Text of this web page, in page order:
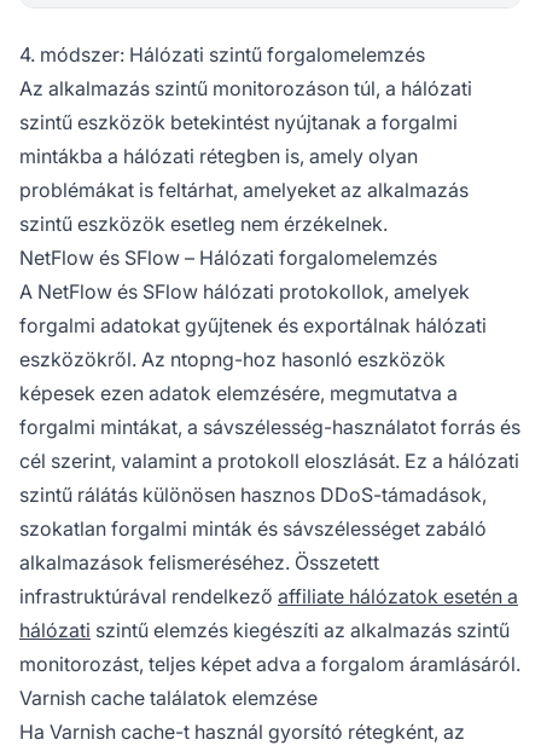
4. módszer: Hálózati szintű forgalomelemzés
Az alkalmazás szintű monitorozáson túl, a hálózati
szintű eszközök betekintést nyújtanak a forgalmi
mintákba a hálózati rétegben is, amely olyan
problémákat is feltárhat, amelyeket az alkalmazás
szintű eszközök esetleg nem érzékelnek.
NetFlow és SFlow – Hálózati forgalomelemzés
A NetFlow és SFlow hálózati protokollok, amelyek
forgalmi adatokat gyűjtenek és exportálnak hálózati
eszközökről. Az ntopng-hoz hasonló eszközök
képesek ezen adatok elemzésére, megmutatva a
forgalmi mintákat, a sávszélesség-használatot forrás és
cél szerint, valamint a protokoll eloszlását. Ez a hálózati
szintű rálátás különösen hasznos DDoS-támadások,
szokatlan forgalmi minták és sávszélességet zabáló
alkalmazások felismeréséhez. Összetett
infrastruktúrával rendelkező affiliate hálózatok esetén a
hálózati szintű elemzés kiegészíti az alkalmazás szintű
monitorozást, teljes képet adva a forgalom áramlásáról.
Varnish cache találatok elemzése
Ha Varnish cache-t használ gyorsító rétegként, az